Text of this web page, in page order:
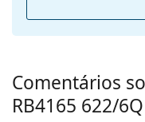
Acessórios
Estojo:
Sim
Comentários
RB4165 622/6Q